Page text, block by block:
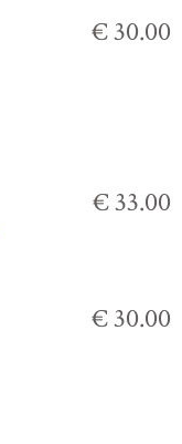
€ 30.00
€ 33.00
€ 30.00